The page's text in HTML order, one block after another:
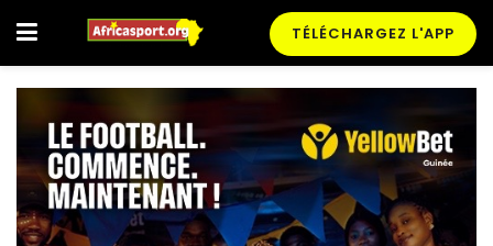
TÉLÉCHARGEZ L'APP